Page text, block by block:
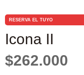
RESERVA EL TUYO
Icona II
$262.000